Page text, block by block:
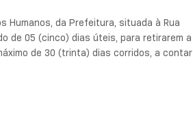
Humanos, da Prefeitura, situada à Rua
de 05 (cinco) dias úteis, para retirarem a
de 30 (trinta) dias corridos, a contar